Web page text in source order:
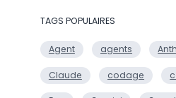
TAGS POPULAIRES
Agent agents
Claude codage